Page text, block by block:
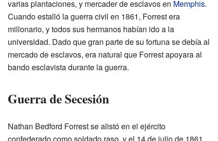
varias plantaciones, y mercader de esclavos en Memphis.
Cuando estalló la guerra civil en 1861, Forrest era
millonario, y todos sus hermanos habían ido a la
universidad. Dado que gran parte de su fortuna se debía al
mercado de esclavos, era natural que Forrest apoyara al
bando esclavista durante la guerra.
Guerra de Secesión
Nathan Bedford Forrest se alistó en el ejército
confederado como soldado raso, y el 14 de julio de 1861,